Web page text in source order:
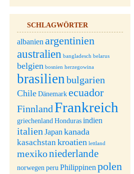
SCHLAGWÖRTER
albanien argentinien
australien bangladesch belarus
belgien bosnien herzegowina
brasilienbulgarien
Chile Dänemark ecuador
Finnland Frankreich
griechenland Honduras indien
italien Japan kanada
kasachstankroatien lettland
mexikoniederlande
norwegen peru Philippinen polen